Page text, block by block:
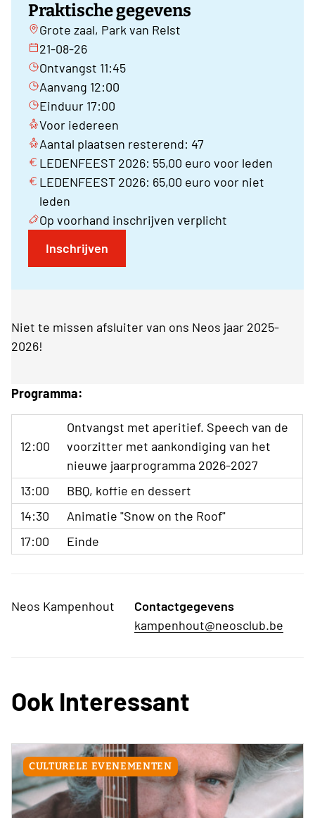
Praktische gegevens
Grote zaal, Park van Relst
21-08-26
Ontvangst 11:45
Aanvang 12:00
Einduur 17:00
Voor iedereen
Aantal plaatsen resterend: 47
LEDENFEEST 2026: 55,00 euro voor leden
LEDENFEEST 2026: 65,00 euro voor niet
leden
Op voorhand inschrijven verplicht
Inschrijven
Niet te missen afsluiter van ons Neos jaar 2025-
2026!
Programma:
12:00
Ontvangst met aperitief. Speech van de
voorzitter met aankondiging van het
nieuwe jaarprogramma 2026-2027
13:00
BBQ, koffie en dessert
14:30
Animatie "Snow on the Roof"
17:00
Einde
Neos Kampenhout
Contactgegevens
kampenhout@neosclub.be
Ook Interessant
CULTURELE EVENEMENTEN